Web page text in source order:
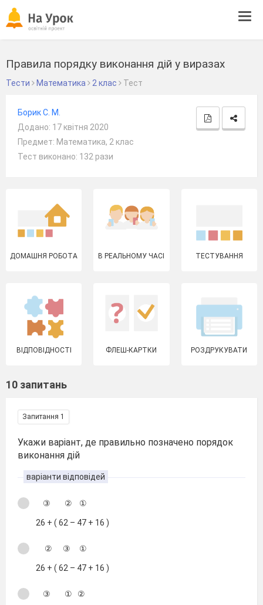
Правила порядку виконання дій у виразах
Тести Математика 2 клас Тест
Борик С. М.
Додано: 17 квітня 2020
Предмет: Математика, 2 клас
Тест виконано: 132 рази
ДОМАШНЯ РОБОТА В РЕАЛЬНОМУ ЧАСІ ТЕСТУВАННЯ
ВІДПОВІДНОСТІ ФЛЕШ-КАРТКИ РОЗДРУКУВАТИ
10 запитань
Запитання 1
Укажи варіант, де правильно позначено порядок
виконання дій
варіанти відповідей
③ ② ①
26 + ( 62 – 47 + 16 )
② ③ ①
26 + ( 62 – 47 + 16 )
③ ① ②